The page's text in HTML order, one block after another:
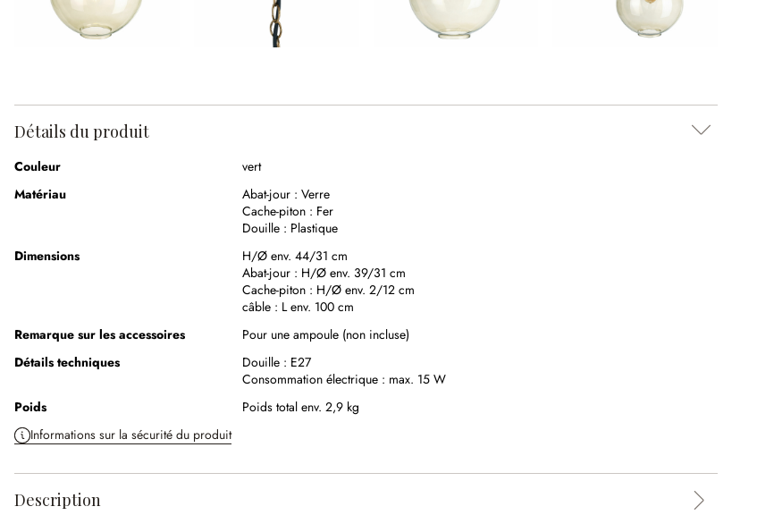
Détails du produit
Couleur
vert
Matériau
Abat-jour : Verre
Cache-piton : Fer
Douille : Plastique
Dimensions
H/Ø env. 44/31 cm
Abat-jour : H/Ø env. 39/31 cm
Cache-piton : H/Ø env. 2/12 cm
câble : L env. 100 cm
Remarque sur les accessoires
Pour une ampoule (non incluse)
Détails techniques
Douille : E27
Consommation électrique : max. 15 W
Poids
Poids total env. 2,9 kg
Informations sur la sécurité du produit
Description